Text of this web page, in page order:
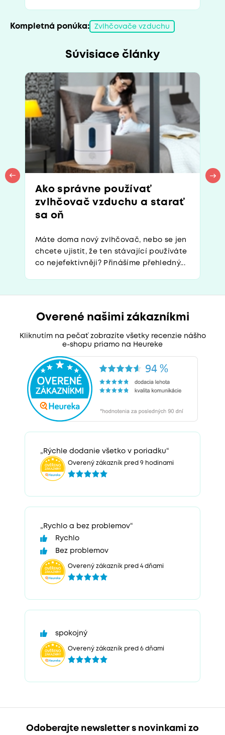
Kompletná ponúka: Zvlhčovače vzduchu
Súvisiace články
Ako správne používať
zvlhčovač vzduchu a starať
sa oň
Máte doma nový zvlhčovač, nebo se jen
chcete ujistit, že ten stávající používáte
co nejefektivněji? Přinášíme přehledný...
Overené našimi zákazníkmi
Kliknutím na pečať zobrazíte všetky recenzie nášho
e-shopu priamo na Heureke
„Rýchle dodanie všetko v poriadku“
Overený zákazník pred 9 hodinami
„Rychlo a bez problemov“
Rychlo
Bez problemov
Overený zákazník pred 4 dňami
spokojný
Overený zákazník pred 6 dňami
Odoberajte newsletter s novinkami zo